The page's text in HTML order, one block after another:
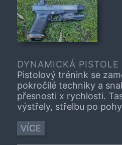
DYNAMICKÁ PISTOLE
Pistolový trénink se
pokročilé techniky a
přesnosti x rychlosti.
výstřely, střelbu po
většinou na kovy.
vyjížděcí terč a lavici s
VÍCE